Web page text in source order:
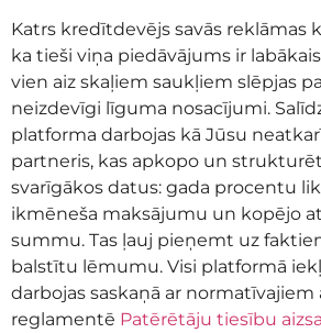
Katrs kredītdevējs savās reklāmas
ka tieši viņa piedāvājums ir
vien aiz skaļiem saukļiem slēpjas
neizdevīgi līguma nosacījumi.
platforma darbojas kā Jūsu
partneris, kas apkopo un
svarīgākos datus: gada procentu
ikmēneša maksājumu un kopējo
summu. Tas ļauj pieņemt uz
balstītu lēmumu. Visi platformā
darbojas saskaņā ar
reglamentē Patērētāju tiesību